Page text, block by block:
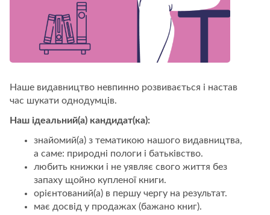
Наше видавництво невпинно розвивається і настав
час шукати однодумців.
Наш ідеальний(а) кандидат(ка):
знайомий(а) з тематикою нашого видавництва,
а саме: природні пологи і батьківство.
любить книжки і не уявляє свого життя без
запаху щойно купленої книги.
орієнтований(а) в першу чергу на результат.
має досвід у продажах (бажано книг).